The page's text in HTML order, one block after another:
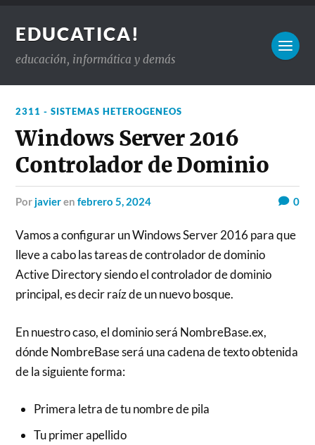
EDUCATICA!
educación, informática y demás
2311 - SISTEMAS HETEROGENEOS
Windows Server 2016
Controlador de Dominio
por javierenfebrero 5, 2024 0
Vamos a configurar un Windows Server 2016 para que
lleve a cabo las tareas de controlador de dominio
Active Directory siendo el controlador de dominio
principal, es decir raíz de un nuevo bosque.
En nuestro caso, el dominio será NombreBase.ex,
dónde NombreBase será una cadena de texto obtenida
de la siguiente forma:
Primera letra de tu nombre de pila
Tu primer apellido